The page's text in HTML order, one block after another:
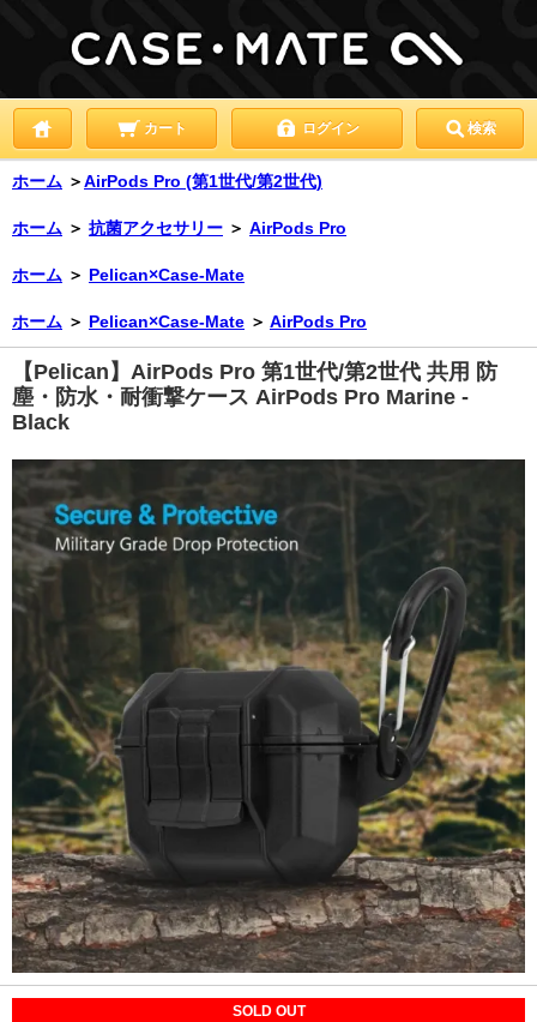
カート ログイン 検索
ホーム ＞AirPods Pro (第1世代/第2世代)
ホーム ＞ 抗菌アクセサリー ＞ AirPods Pro
ホーム ＞ Pelican×Case-Mate
ホーム ＞ Pelican×Case-Mate ＞ AirPods Pro
【Pelican】AirPods Pro 第1世代/第2世代 共用 防
塵・防水・耐衝撃ケース AirPods Pro Marine -
Black
SOLD OUT